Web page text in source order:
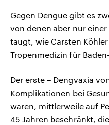
Gegen Dengue gibt es
von denen aber nur
taugt, wie Carsten
Tropenmedizin für
Der erste – Dengvaxia
Komplikationen bei
waren, mittlerweile auf
45 Jahren beschränkt,